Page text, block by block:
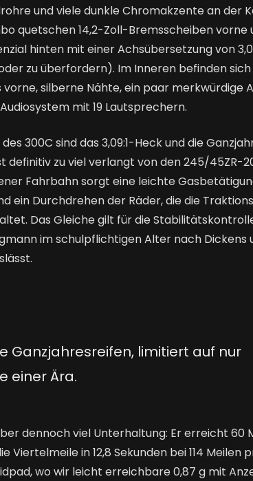
und viele dunkle Chromakzente an der
quetschen 14,2-Zoll-Bremsscheiben vorne
hinten mit einer Achsübersetzung von
zu überfordern). Im Inneren befinden
silberne Nähte, ein paar merkwürdige
mit 19 Lautsprechern.
300C sind das 3,09:1-Heck und die
definitiv zu viel verlangt von den 245/45ZR-
Fahrbahn sorgt eine leichte
ein Durchdrehen der Räder, die die
Das Gleiche gilt für die
im schulpflichtigen Alter nach Dickens
Ganzjahresreifen, limitiert auf nur
einer Ära.
dennoch viel Unterhaltung: Er erreicht 60
Viertelmeile in 12,8 Sekunden bei 114 Meilen
wo wir leicht erreichbare 0,87 g mit